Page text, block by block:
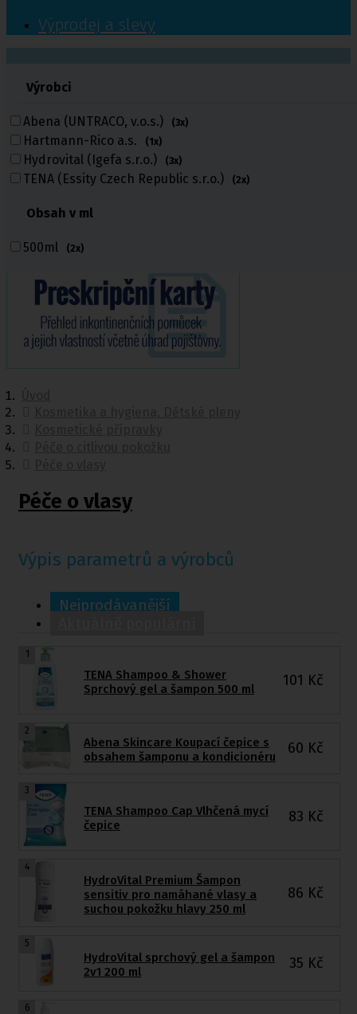
Výprodej a slevy
Výrobci
Abena (UNTRACO, v.o.s.) (3x)
Hartmann-Rico a.s. (1x)
Hydrovital (Igefa s.r.o.) (3x)
TENA (Essity Czech Republic s.r.o.) (2x)
Obsah v ml
500ml (2x)
volejte
461 616 039
Péče o vlasy
Výpis parametrů a výrobců
Nejprodávanější
1
TENA Shampoo & Shower
Sprchový gel a šampon 500 ml
101 Kč
2
Abena Skincare Koupací čepice s
obsahem šamponu a kondicionéru
60 Kč
3
TENA Shampoo Cap Vlhčená mycí
čepice
83 Kč
4
HydroVital Premium Šampon
sensitiv pro namáhané vlasy a
suchou pokožku hlavy 250 ml
86 Kč
5
HydroVital sprchový gel a šampon
2v1 200 ml
35 Kč
6